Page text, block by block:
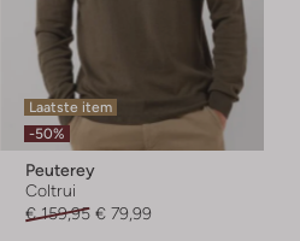
Laatste item
-50%
Peuterey
Coltrui
€ 159,95 € 79,99